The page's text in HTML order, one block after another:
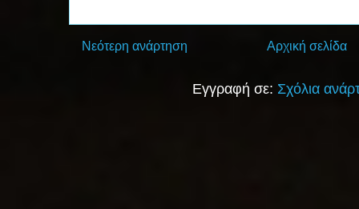
Νεότερη ανάρτηση Αρχική σελίδα
Εγγραφή σε: Σχόλια